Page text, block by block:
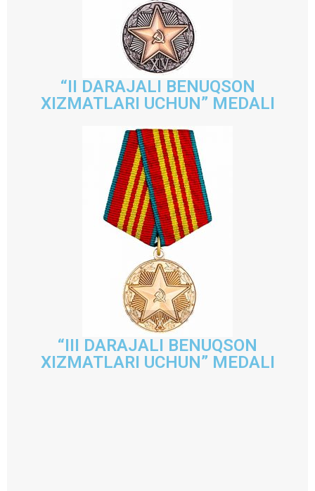
“II DARAJALI BENUQSON
XIZMATLARI UCHUN” MEDALI
“III DARAJALI BENUQSON
XIZMATLARI UCHUN” MEDALI